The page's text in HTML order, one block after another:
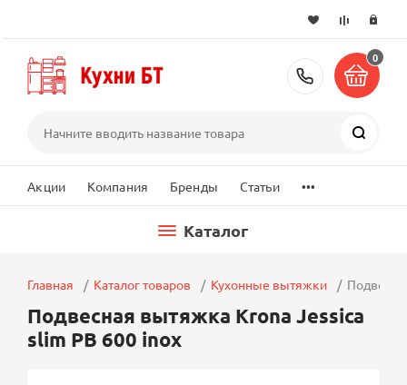
+7 (495)
0
Акции Компания Бренды Статьи ...
Каталог
Главная Каталог товаров Кухонные вытяжки
Подвесная вытяжка Krona Jessica
slim PB 600 inox